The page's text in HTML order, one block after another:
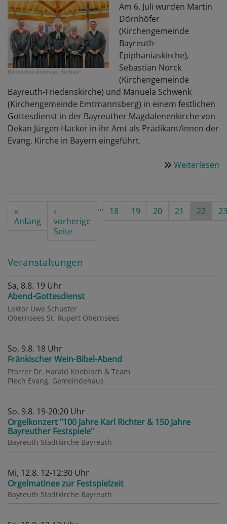
Bildrechte Andreas Harbach
Am 6. Juli wurden Martin
Dörnhöfer
(Kirchengemeinde
Bayreuth-
Epiphaniaskirche),
Sebastian Norck
(Kirchengemeinde
Bayreuth-Friedenskirche) und Manuela Schwenk
(Kirchengemeinde Emtmannsberg) in einem festlichen
Gottesdienst in der Bayreuther Magdalenenkirche von
Dekan Jürgen Hacker in ihr Amt als Prädikant/innen der
Evang. Kirche in Bayern eingeführt.
Weiterlesen
Seitennummerierung
First
page
«
Anfang
Vorherige
Seite
‹
vorherige
Seite
… Seite
18 Seite
19 Seite
20 Seite
21
Aktuelle
22 23
Veranstaltungen
Sa, 8.8. 19 Uhr
Abend-Gottesdienst
Lektor Uwe Schuster
Obernsees St. Rupert Obernsees
So, 9.8. 18 Uhr
Fränkischer Wein-Bibel-Abend
Pfarrer Dr. Harald Knobloch & Team
Plech Evang. Gemeindehaus
So, 9.8. 19-20:20 Uhr
Orgelkonzert "100 Jahre Karl Richter & 150 Jahre
Bayreuther Festspiele"
Bayreuth Stadtkirche Bayreuth
Mi, 12.8. 12-12:30 Uhr
Orgelmatinee zur Festspielzeit
Bayreuth Stadtkirche Bayreuth